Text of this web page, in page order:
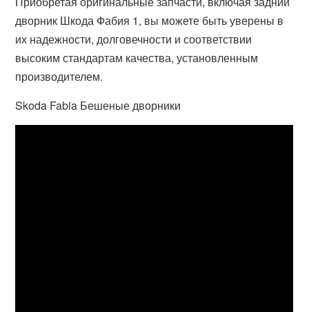
дворник Шкода Фабия 1, вы можете быть уверены в
их надежности, долговечности и соответствии
высоким стандартам качества, установленным
производителем.
Skoda Fabia Бешеные дворники